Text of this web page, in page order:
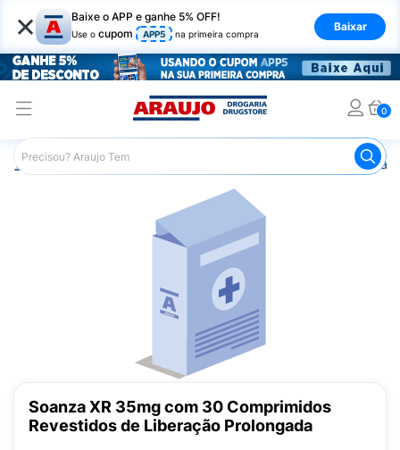
× Baixe o APP e ganhe 5% OFF!
Use o cupom APP5 na primeira compra
Baixar
0
Araujo Medicamentos Remédio para o Sistema
Soanza XR 35mg com 30 Comprimidos
Revestidos de Liberação Prolongada